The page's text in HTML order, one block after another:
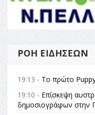
ΡΟΉ ΕΙΔΉΣΕΩΝ
19:13 - Το πρώτο Puppy
19:10 - Επίσκεψη
δημοσιογράφων στην